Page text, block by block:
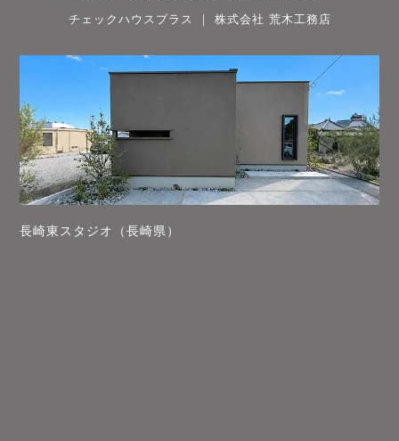
チェックハウスプラス ｜ 株式会社 荒木工務店
長崎東スタジオ（長崎県）